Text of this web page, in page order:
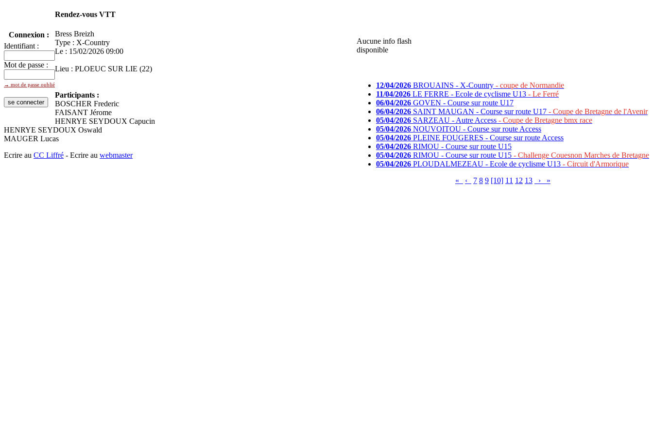
Aucune info flash
disponible
12/04/2026 BROUAINS - X-Country - coupe de Normandie
11/04/2026 LE FERRE - Ecole de cyclisme U13 - Le Ferré
06/04/2026 GOVEN - Course sur route U17
06/04/2026 SAINT MAUGAN - Course sur route U17 - Coupe de Bretagne de l'Avenir
05/04/2026 SARZEAU - Autre Access - Coupe de Bretagne bmx race
05/04/2026 NOUVOITOU - Course sur route Access
05/04/2026 PLEINE FOUGERES - Course sur route Access
05/04/2026 RIMOU - Course sur route U15
05/04/2026 RIMOU - Course sur route U15 - Challenge Couesnon Marches de Bretagne
05/04/2026 PLOUDALMEZEAU - Ecole de cyclisme U13 - Circuit d'Armorique
«
‹ 7 8 9 [10] 11 12 13 › »
Connexion :
Identifiant :
Mot de passe :
→ mot de passe oublié
Rendez-vous VTT
Bress Breizh
Type : X-Country
Le : 15/02/2026 09:00
Lieu : PLOEUC SUR LIE (22)
Participants :
BOSCHER Frederic
FAISANT Jérome
HENRYE SEYDOUX Capucin
HENRYE SEYDOUX Oswald
MAUGER Lucas
Ecrire au CC Liffré - Ecrire au webmaster